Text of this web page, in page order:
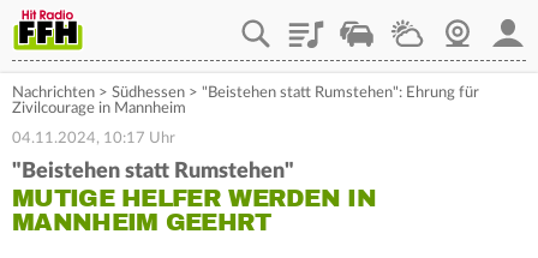
PlaylistStaupilotWetterWebcam
Nachrichten > Südhessen > "Beistehen statt Rumstehen": Ehrung für
Zivilcourage in Mannheim
04.11.2024, 10:17 Uhr
"Beistehen statt Rumstehen"
MUTIGE HELFER WERDEN IN
MANNHEIM GEEHRT